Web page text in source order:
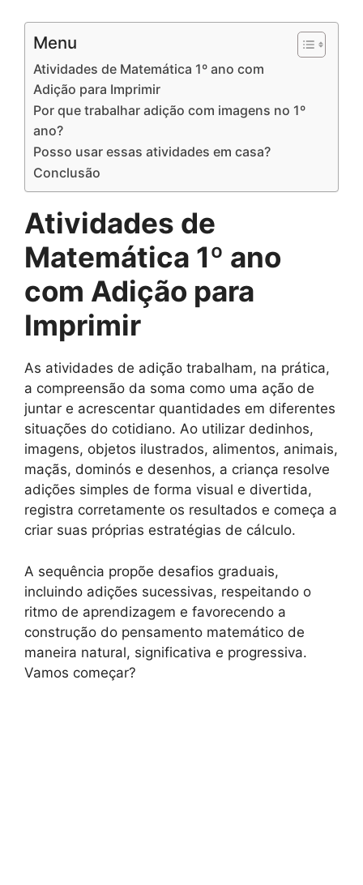
Menu
Atividades de Matemática 1º ano com
Adição para Imprimir
Por que trabalhar adição com imagens no 1º
ano?
Posso usar essas atividades em casa?
Conclusão
Atividades de
Matemática 1º ano
com Adição para
Imprimir
As atividades de adição trabalham, na prática,
a compreensão da soma como uma ação de
juntar e acrescentar quantidades em diferentes
situações do cotidiano. Ao utilizar dedinhos,
imagens, objetos ilustrados, alimentos, animais,
maçãs, dominós e desenhos, a criança resolve
adições simples de forma visual e divertida,
registra corretamente os resultados e começa a
criar suas próprias estratégias de cálculo.
A sequência propõe desafios graduais,
incluindo adições sucessivas, respeitando o
ritmo de aprendizagem e favorecendo a
construção do pensamento matemático de
maneira natural, significativa e progressiva.
Vamos começar?